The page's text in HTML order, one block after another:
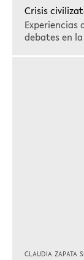
Crisis
Experiencias
debates en
CLAUDIA ZAPATA